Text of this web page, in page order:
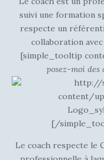
suivi une formation
respecte un
collaboration
[simple_tooltip
posez-moi des
[/
Le coach respecte le